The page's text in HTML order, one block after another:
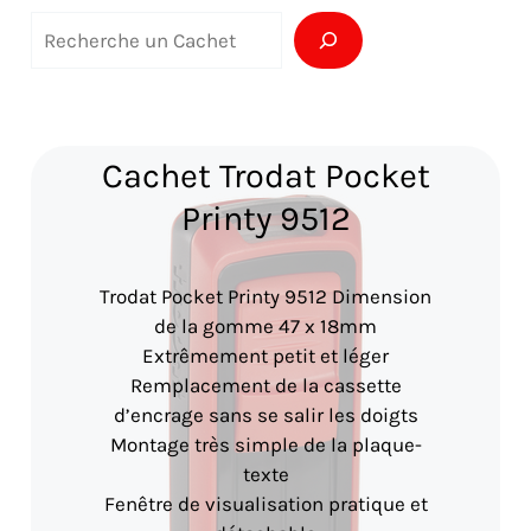
Cachet Trodat Pocket
Printy 9512
Trodat Pocket Printy 9512 Dimension
de la gomme 47 x 18mm
Extrêmement petit et léger
Remplacement de la cassette
d’encrage sans se salir les doigts
Montage très simple de la plaque-
texte
Fenêtre de visualisation pratique et